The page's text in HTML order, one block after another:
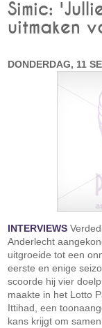
Simic:
uitmaken
DONDERDAG, 11
INTERVIEWS
Anderlecht
uitgroeide tot een
eerste en enige
scoorde hij vier
maakte in het Lotto
Ittihad, een
kans krijgt om